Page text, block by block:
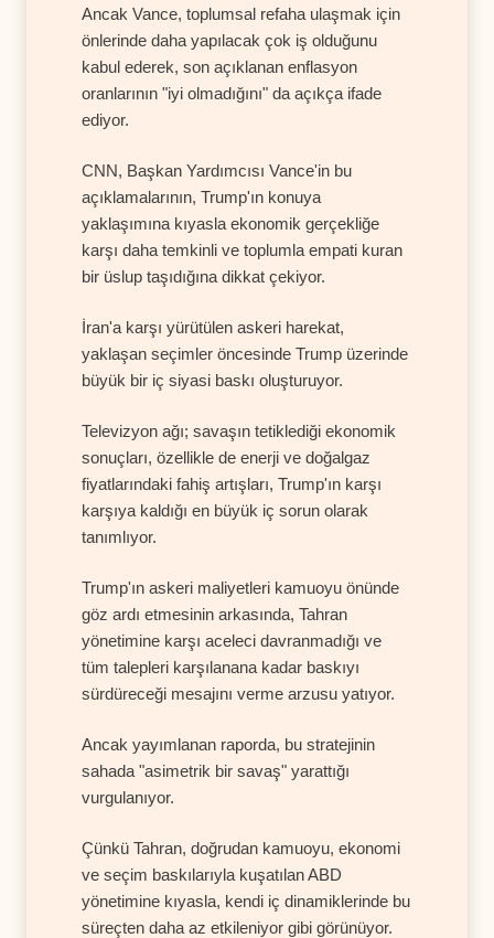
Ancak Vance, toplumsal refaha ulaşmak için
önlerinde daha yapılacak çok iş olduğunu
kabul ederek, son açıklanan enflasyon
oranlarının "iyi olmadığını" da açıkça ifade
ediyor.
CNN, Başkan Yardımcısı Vance'in bu
açıklamalarının, Trump'ın konuya
yaklaşımına kıyasla ekonomik gerçekliğe
karşı daha temkinli ve toplumla empati kuran
bir üslup taşıdığına dikkat çekiyor.
İran'a karşı yürütülen askeri harekat,
yaklaşan seçimler öncesinde Trump üzerinde
büyük bir iç siyasi baskı oluşturuyor.
Televizyon ağı; savaşın tetiklediği ekonomik
sonuçları, özellikle de enerji ve doğalgaz
fiyatlarındaki fahiş artışları, Trump'ın karşı
karşıya kaldığı en büyük iç sorun olarak
tanımlıyor.
Trump'ın askeri maliyetleri kamuoyu önünde
göz ardı etmesinin arkasında, Tahran
yönetimine karşı aceleci davranmadığı ve
tüm talepleri karşılanana kadar baskıyı
sürdüreceği mesajını verme arzusu yatıyor.
Ancak yayımlanan raporda, bu stratejinin
sahada "asimetrik bir savaş" yarattığı
vurgulanıyor.
Çünkü Tahran, doğrudan kamuoyu, ekonomi
ve seçim baskılarıyla kuşatılan ABD
yönetimine kıyasla, kendi iç dinamiklerinde bu
süreçten daha az etkileniyor gibi görünüyor.